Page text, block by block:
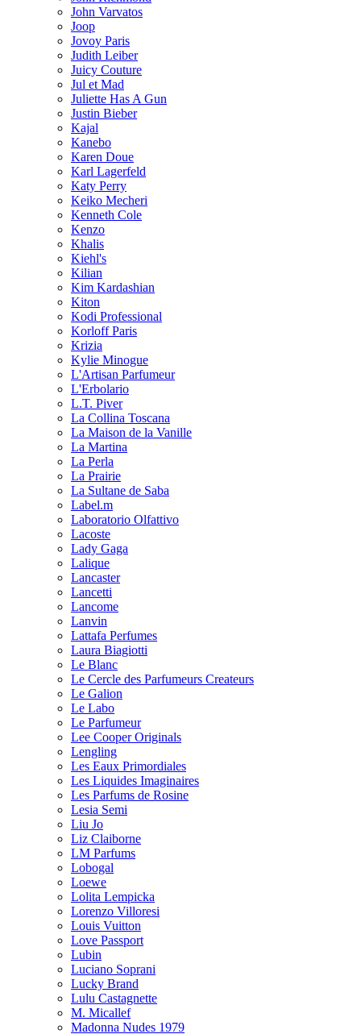
John Varvatos
Joop
Jovoy Paris
Judith Leiber
Juicy Couture
Jul et Mad
Juliette Has A Gun
Justin Bieber
Kajal
Kanebo
Karen Doue
Karl Lagerfeld
Katy Perry
Keiko Mecheri
Kenneth Cole
Kenzo
Khalis
Kiehl's
Kilian
Kim Kardashian
Kiton
Kodi Professional
Korloff Paris
Krizia
Kylie Minogue
L'Artisan Parfumeur
L'Erbolario
L.T. Piver
La Collina Toscana
La Maison de la Vanille
La Martina
La Perla
La Prairie
La Sultane de Saba
Label.m
Laboratorio Olfattivo
Lacoste
Lady Gaga
Lalique
Lancaster
Lancetti
Lancome
Lanvin
Lattafa Perfumes
Laura Biagiotti
Le Blanc
Le Cercle des Parfumeurs Createurs
Le Galion
Le Labo
Le Parfumeur
Lee Cooper Originals
Lengling
Les Eaux Primordiales
Les Liquides Imaginaires
Les Parfums de Rosine
Lesia Semi
Liu Jo
Liz Claiborne
LM Parfums
Lobogal
Loewe
Lolita Lempicka
Lorenzo Villoresi
Louis Vuitton
Love Passport
Lubin
Luciano Soprani
Lucky Brand
Lulu Castagnette
M. Micallef
Madonna Nudes 1979